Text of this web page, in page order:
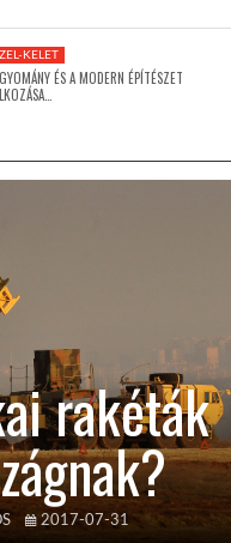
KELET
ÉS A MODERN ÉPÍTÉSZET
rakéták
2017-07-31